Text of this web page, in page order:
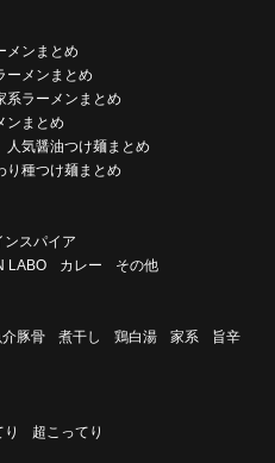
メンまとめ
ーメンまとめ
系ラーメンまとめ
ンまとめ
人気醤油つけ麺まとめ
り種つけ麺まとめ
ンスパイア
LABO カレー その他
豚骨 煮干し 鶏白湯 家系
旨辛
超こってり